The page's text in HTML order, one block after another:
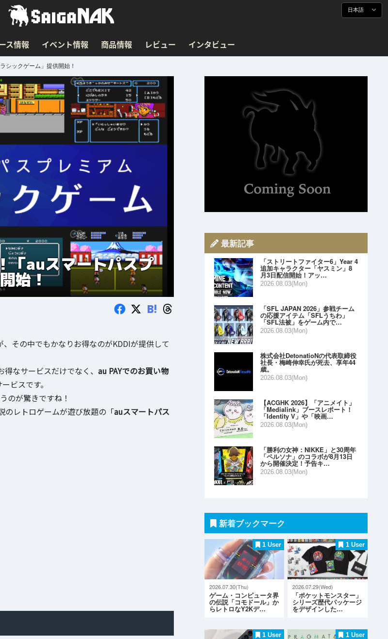
日本語
ス情報 イベント情報 商品情報 レビュー インタビュー
シックゲーム」提供開始！
「auスマートパスプ
始！
B!
その中でもかなりお得なのがKDDIが提供して
得なサービスだけでなく、 au PAYでのお買い物
ビスです。
のが驚きですね！
のレトロゲームが遊び放題の「auスマートパス
最新記事
「ストリートファイター6」Year 4
追加キャラクター「ヤスミン」8
月3日配信開始！アッ…
2026.08.03(Mon)
「SFL JAPAN 2026」参戦チーム
の応援アイテム「SFLうちわ」
「SFL法被」をゲーム内で…
2026.08.03(Mon)
株式会社DetonatioNの代表取締役
社長・梅崎伸幸氏が死去、享年44
歳。
2026.08.03(Mon)
【ACGHK 2026】「アニメイト」
「Medialink」ブースレポート！
「Identity V」や「映画…
2026.08.03(Mon)
「勝利の女神：NIKKE」と30周年
「ペルソナ」のコラボが8月13日
から開催決定！予告キ…
2026.08.03(Mon)
新着ブックマーク
1 User
2026.07.30(Thu)
ゲーム・コンピュータ界
の伝説「コモドール」か
らレトロなY2Kデ…
1 User
2026.07.29(Wed)
「ポケットモンスター」
シリーズ歴代パッケージ
をデザインした…
1 User 1 User